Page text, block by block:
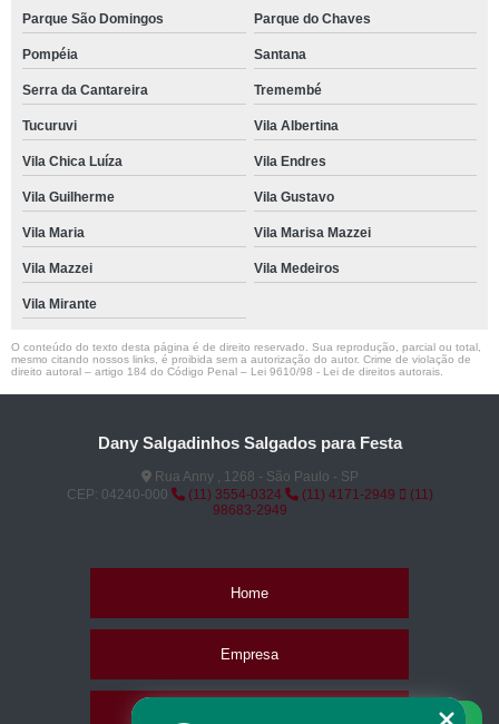
Parque São Domingos Parque do Chaves
Pompéia Santana
Serra da Cantareira Tremembé
Tucuruvi Vila Albertina
Vila Chica Luíza Vila Endres
Vila Guilherme Vila Gustavo
Vila Maria Vila Marisa Mazzei
Vila Mazzei Vila Medeiros
Vila Mirante
O conteúdo do texto desta página é de direito reservado. Sua reprodução, parcial ou total,
mesmo citando nossos links, é proibida sem a autorização do autor. Crime de violação de
direito autoral – artigo 184 do Código Penal – Lei 9610/98 - Lei de direitos autorais
Dany Salgadinhos Salgados para Festa
Rua Anny , 1268 - São Paulo - SP
CEP: 04240-000
(11) 3554-0324 (11) 4171-2949
(11)
98683-2949
Home
Empresa